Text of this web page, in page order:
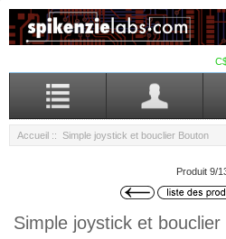
Accueil :: Simple joystick et bouclier Bouton
Produit 9/
Simple joystick et bouclier